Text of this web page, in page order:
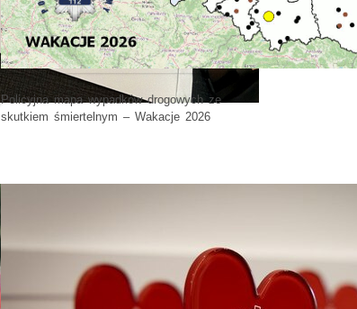
Policyjna mapa wypadków drogowych ze
skutkiem śmiertelnym – Wakacje 2026